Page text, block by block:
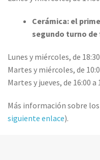
Cerámica: el
segundo turno
Lunes y miércoles, de
Martes y miércoles, de
Martes y jueves, de 16:00 a
Más información sobre
siguiente enlace).